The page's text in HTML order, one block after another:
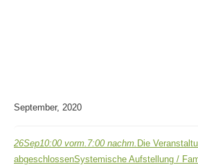
September, 2020
26Sep10:00 vorm. 7:00 nachm. Die
abgeschlossenSystemische Aufstellung /